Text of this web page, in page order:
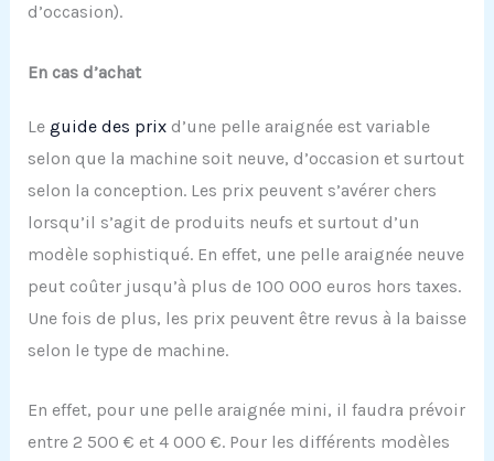
d’occasion).
En cas d’achat
Leguide des prixd’une pelle araignée est variable
selon que la machine soit neuve, d’occasion et surtout
selon la conception. Les prix peuvent s’avérer chers
lorsqu’il s’agit de produits neufs et surtout d’un
modèle sophistiqué. En effet, une pelle araignée neuve
peut coûter jusqu’à plus de 100 000 euros hors taxes.
Une fois de plus, les prix peuvent être revus à la baisse
selon le type de machine.
En effet, pour une pelle araignée mini, il faudra prévoir
entre 2 500 € et 4 000 €. Pour les différents modèles